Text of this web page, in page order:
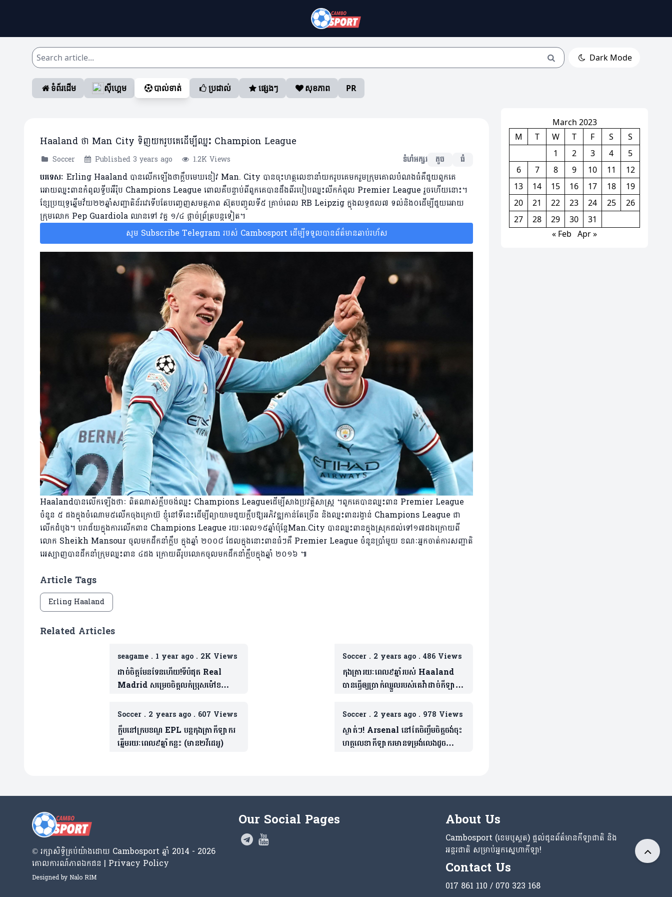
Dark Mode
ទំព័រដើម ស៊ីហ្គេម បាល់ទាត់ ប្រដាល់ ផ្សេងៗ សុខភាព PR
Haaland ថា Man City ទិញយករូបគេដើម្បីឈ្នះ Champion League
Soccer Published 3 years ago 1.2K Views ទំហំអក្សរ តូច ធំ
បរទេសៈ Erling Haaland បានលើកឡើងថាក្លឹបមេឃខៀវ Man. City បានចុះហត្ថលេខានាំយករូបគេមករួមក្រុម​គោលបំណង​ធំគឺជួយពួកគេ
អោយឈ្នះពានកំពូលទ្វីបអឺរ៉ុប Champions League ពោលគឺបន្ទាប់ពីពួកគេបានដឹងពីរបៀបឈ្នះលីកកំពូល Premier League រួចហើយនោះ។​
ខ្សែប្រយុទ្ធឆ្នើមវ័យ២២ឆ្នាំ​សញ្ជាតិន័រវេទើបតែបញ្ចេញសមត្ថភាព ស៊ុតបញ្ចូលទី៥ គ្រាប់ពេល RB Leipzig ក្នុងលទ្ធផល៧ ទល់និង០ដើម្បី​ជួយអោយ​
ក្រុមលោក Pep Guardiola ឈានទៅ វគ្គ ១/៤ ផ្តាច់ព្រ័ត្របន្តទៀត។
សូម Subscribe Telegram របស់ Cambosport ដើម្បីទទួលបានព័ត៌មានឆាប់រហ័ស
Haalandបានលើកឡើងថាៈ ពិតណាស់ក្លឹបចង់ឈ្នះ Champions Leagueដើម្បីសាងប្រវត្តិសាស្រ្ត ។ពួកគេបានឈ្នះពាន Premier League
ចំនួន ៥ ដងក្នុងចំណោម៥លើកចុងក្រោយ៊ ខ្ញុំនៅទីនេះដើម្បីព្យាយាមជួយក្លឹបឱ្យអភិវឌ្ឍកាន់តែច្រើន និងឈ្នះពានរង្វាន់ Champions League ជា
លើកដំបូង។ បរាជ័យក្នុងការលើកពាន Champions League រយៈពេល១៥ឆ្នាំប៉ុន្តែMan.City បានឈ្នះពានក្នុងស្រុកដល់ទៅ១៧ដង​ក្រោយពី
លោក Sheikh Mansour ចូលមកដឹកនាំក្លឹប ក្នុងឆ្នាំ ២០០៨ ដែលក្នុងនោះពានធំៗគឺ Premier League ចំនួន​ប្រាំមួយ ខណៈអ្នកចាត់ការសញ្ជាតិ
អេស្បាញបានដឹកនាំក្រុមឈ្នះពាន ៤ដង ក្រោយពីរូបលោកចូលមកដឹកនាំ​ក្លឹប​ក្នុងឆ្នាំ ២០១៦ ៕
Article Tags
Erling Haaland
Related Articles
seagame. 1 year ago. 2K Views
ដាច់ចិត្តមែនទែនហើយ!ទីបំផុត Real
Madrid សម្រេចចិត្តលក់ប្រុសម៉ៅខណៈ
Soccer. 2 years ago. 486 Views
កុងត្រារយៈពេល៩ឆ្នាំរបស់ Haaland
បានធ្វើឲ្យប្រាក់ឈ្នួលរបស់គេវ៉ាដាច់កីឡាករ
Soccer. 2 years ago. 607 Views
ក្លឹបនៅក្របខណ្ឌ EPL បន្តកុងត្រាកីឡាករ
ឆ្នើមរយៈពេល៩ឆ្នាំកន្លះ (មាន២វីដេអូ)
Soccer. 2 years ago. 978 Views
ស្ងាត់ៗ! Arsenal​ នៅតែចិញ្ចឹមចិត្តចង់ចុះ
ហត្ថលេខាកីឡាករមានទម្រង់លេងដូច
March 2023
M
T W T F S
S
1
2 3 4
5
6
7 8 9 10 11
12
13
14 15 16 17 18
19
20
21 22 23 24 25
26
27
28 29 30
31
« Feb Apr »
© រក្សា​សិទ្ធិ​គ្រប់​យ៉ាង​ដោយ​ Cambosport ឆ្នាំ 2014 - 2026
គោលការណ៍​ភាព​ឯកជន | Privacy Policy
Designed by Nalo RIM
Our Social Pages About Us
Cambosport (ខេមបូស្ពត) ផ្តល់ជូនព័ត៌មានកីឡាជាតិ និង
អន្តរជាតិ សម្រាប់អ្នកស្នេហាកីឡា!
Contact Us
017 861 110 / 070 323 168